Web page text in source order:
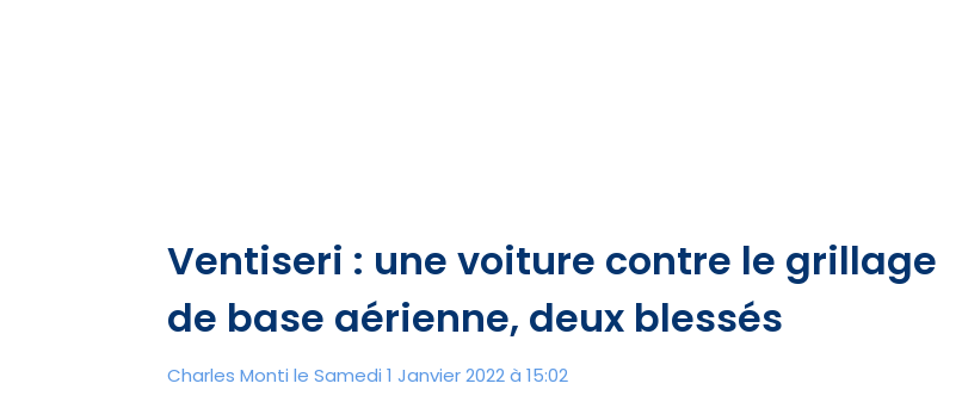
Ventiseri : une voiture contre le grillage
de base aérienne, deux blessés
Charles Monti le Samedi 1 Janvier 2022 à 15:02